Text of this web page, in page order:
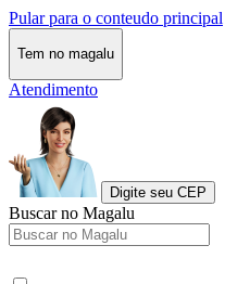
Pular para o conteudo principal
Tem no magalu
Atendimento
Digite seu CEP
Buscar no Magalu